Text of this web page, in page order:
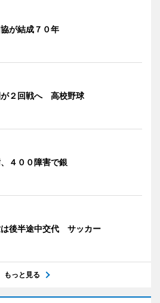
が結成７０年
が２回戦へ 高校野球
４００障害で銀
は後半途中交代 サッカー
もっと見る